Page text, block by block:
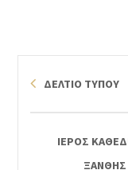
ΔΕΛΤΙΟ ΤΥΠΟΥ
ΙΕΡΟΣ
ΞΑΝΘΗΣ